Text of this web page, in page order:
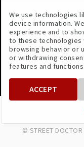
© STREET DOCTOR
We use technologies
device information.
experience and to
to these technologies
browsing behavior or
or withdrawing
features and functions.
ACCEPT